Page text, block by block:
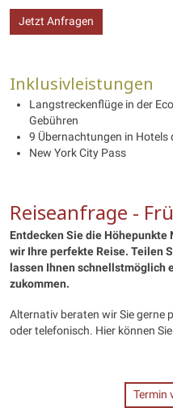
Jetzt Anfragen
Inklusivleistungen
Langstreckenflüge in der
Gebühren
9 Übernachtungen in Hotels
New York City Pass
Reiseanfrage -
Entdecken Sie die Höhepunkte
wir Ihre perfekte Reise. Teilen
lassen Ihnen schnellstmöglich
zukommen.
Alternativ beraten wir Sie gerne
oder telefonisch. Hier können
Termin